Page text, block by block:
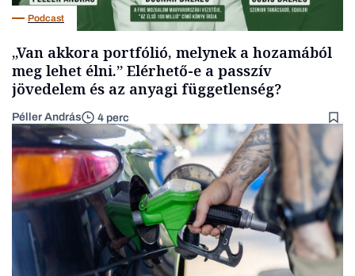
Podcast
„Van akkora portfólió, melynek a hozamából
meg lehet élni.” Elérhető-e a passzív
jövedelem és az anyagi függetlenség?
Péller András 4 perc